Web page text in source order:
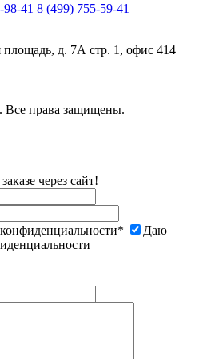
41 8 (499) 755-59-41
д. 7А стр. 1, офис 414
Все права защищены.
через сайт!
*
Даю